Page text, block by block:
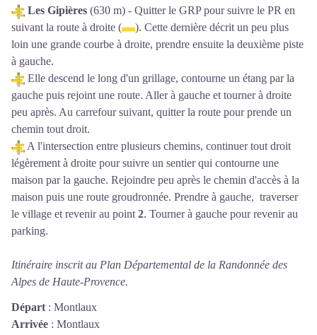
Les Gipières (630 m) - Quitter le GRP pour suivre le PR en
suivant la route à droite (
). Cette dernière décrit un peu plus
loin une grande courbe à droite, prendre ensuite la deuxième piste
à gauche.
Elle descend le long d'un grillage, contourne un étang par la
gauche puis rejoint une route. Aller à gauche et tourner à droite
peu après. Au carrefour suivant, quitter la route pour prende un
chemin tout droit.
A l'intersection entre plusieurs chemins, continuer tout droit
légèrement à droite pour suivre un sentier qui contourne une
maison par la gauche. Rejoindre peu après le chemin d'accès à la
maison puis une route groudronnée. Prendre à gauche, traverser
le village et revenir au point 2. Tourner à gauche pour revenir au
parking.
Itinéraire inscrit au Plan Départemental de la Randonnée des
Alpes de Haute-Provence.
Départ : Montlaux
Arrivée : Montlaux